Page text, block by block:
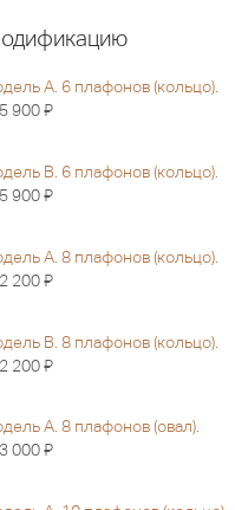
A. 6 плафонов (кольцо).
900Я
В. 6 плафонов (кольцо).
900Я
A. 8 плафонов (кольцо).
200Я
В. 8 плафонов (кольцо).
200Я
A. 8 плафонов (овал).
000Я